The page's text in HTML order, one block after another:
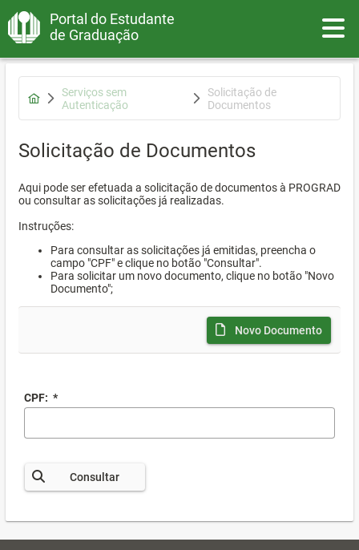
Portal do Estudante
de Graduação
Serviços sem
Autenticação
Solicitação de
Documentos
Solicitação de Documentos
Aqui pode ser efetuada a solicitação de documentos à PROGRAD
ou consultar as solicitações já realizadas.
Instruções:
Para consultar as solicitações já emitidas, preencha o
campo "CPF" e clique no botão "Consultar".
Para solicitar um novo documento, clique no botão "Novo
Documento";
Novo Documento
CPF: *
Consultar